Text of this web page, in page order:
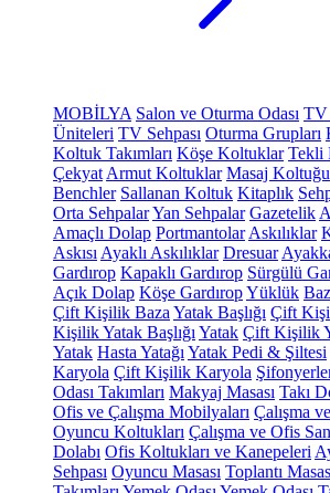
MOBİLYA Salon ve Oturma Odası TV
Üniteleri TV Sehpası Oturma Grupları
Koltuk Takımları Köşe Koltuklar Tekli
Çekyat Armut Koltuklar Masaj Koltuğu
Benchler Sallanan Koltuk Kitaplık
Orta SehpalarYan Sehpalar Gazetelik
Amaçlı Dolap Portmantolar Askılıklar
Askısı Ayaklı Askılıklar Dresuar
Gardırop Kapaklı Gardırop Sürgülü
Açık Dolap Köşe GardıropYüklük
Çift Kişilik Baza Yatak Başlığı Çift
Kişilik Yatak Başlığı Yatak Çift Kişilik
Yatak Hasta Yatağı Yatak Pedi & Şiltesi
Karyola Çift Kişilik Karyola
Odası Takımları Makyaj Masası Takı
Ofis ve Çalışma Mobilyaları Çalışma
Oyuncu Koltukları Çalışma ve Ofis
Dolabı Ofis Koltukları ve Kanepeleri
Sehpası Oyuncu Masası Toplantı